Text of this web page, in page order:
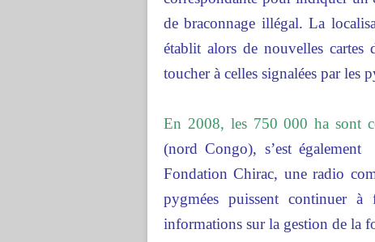
de braconnage illégal. La
établit alors de nouvelles cartes
toucher à celles signalées par les
En 2008, les 750 000 ha sont
(nord Congo), s’est
Fondation Chirac, une radio
pygmées puissent continuer
informations sur la gestion de la